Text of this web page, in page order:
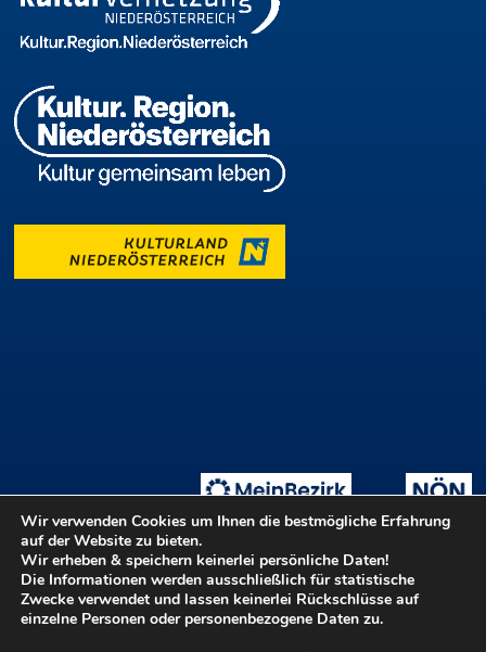
Tage der offenen Ateliers Teilnahmebedingungen
Login ::
Hilfe Kontakt
Barrierefreiheit
Wir verwenden Cookies um Ihnen die bestmögliche Erfahrung
auf der Website zu bieten.
Wir erheben & speichern keinerlei persönliche Daten!
Die Informationen werden ausschließlich für statistische
Zwecke verwendet und lassen keinerlei Rückschlüsse auf
einzelne Personen oder personenbezogene Daten zu.